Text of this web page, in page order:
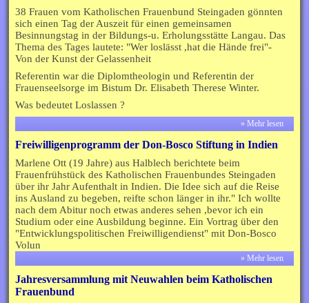
38 Frauen vom Katholischen Frauenbund Steingaden gönnten
sich einen Tag der Auszeit für einen gemeinsamen
Besinnungstag in der Bildungs-u. Erholungsstätte Langau. Das
Thema des Tages lautete: "Wer loslässt ,hat die Hände frei"-
Von der Kunst der Gelassenheit
Referentin war die Diplomtheologin und Referentin der
Frauenseelsorge im Bistum Dr. Elisabeth Therese Winter.
Was bedeutet Loslassen ?
» Mehr lesen
Freiwilligenprogramm der Don-Bosco Stiftung in Indien
Marlene Ott (19 Jahre) aus Halblech berichtete beim
Frauenfrühstück des Katholischen Frauenbundes Steingaden
über ihr Jahr Aufenthalt in Indien. Die Idee sich auf die Reise
ins Ausland zu begeben, reifte schon länger in ihr." Ich wollte
nach dem Abitur noch etwas anderes sehen ,bevor ich ein
Studium oder eine Ausbildung beginne. Ein Vortrag über den
"Entwicklungspolitischen Freiwilligendienst" mit Don-Bosco
Volun
» Mehr lesen
Jahresversammlung mit Neuwahlen beim Katholischen
Frauenbund